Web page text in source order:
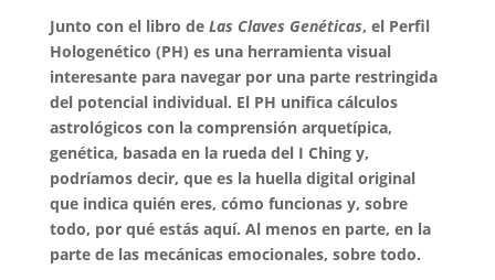
Junto con el libro de Las Claves Genéticas, el Perfil
Hologenético (PH) es una herramienta visual
interesante para navegar por una parte restringida
del potencial individual. El PH unifica cálculos
astrológicos con la comprensión arquetípica,
genética, basada en la rueda del I Ching y,
podríamos decir, que es la huella digital original
que indica quién eres, cómo funcionas y, sobre
todo, por qué estás aquí. Al menos en parte, en la
parte de las mecánicas emocionales, sobre todo.